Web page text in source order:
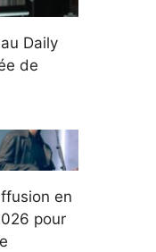
Daily
de
en
pour